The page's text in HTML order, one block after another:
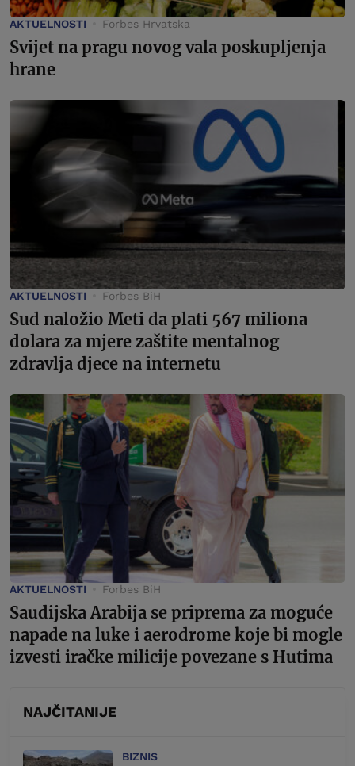
AKTUELNOSTI Forbes Hrvatska
Svijet na pragu novog vala poskupljenja
hrane
AKTUELNOSTI Forbes BiH
Sud naložio Meti da plati 567 miliona
dolara za mjere zaštite mentalnog
zdravlja djece na internetu
AKTUELNOSTI Forbes BiH
Saudijska Arabija se priprema za moguće
napade na luke i aerodrome koje bi mogle
izvesti iračke milicije povezane s Hutima
NAJČITANIJE
BIZNIS